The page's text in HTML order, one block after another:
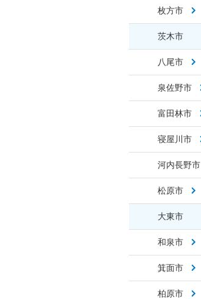
枚方市
茨木市
八尾市
泉佐野市
富田林市
寝屋川市
河内長野市
松原市
大東市
和泉市
箕面市
柏原市